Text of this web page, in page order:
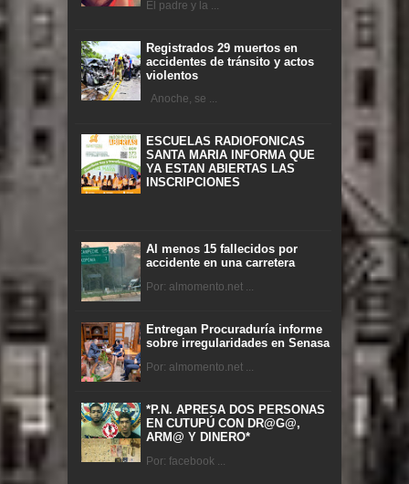
El padre y la ...
Registrados 29 muertos en
accidentes de tránsito y actos
violentos
Anoche, se ...
ESCUELAS RADIOFONICAS
SANTA MARIA INFORMA QUE
YA ESTAN ABIERTAS LAS
INSCRIPCIONES
Al menos 15 fallecidos por
accidente en una carretera
Por: almomento.net ...
Entregan Procuraduría informe
sobre irregularidades en Senasa
Por: almomento.net ...
*P.N. APRESA DOS PERSONAS
EN CUTUPÚ CON DR@G@,
ARM@ Y DINERO*
Por: facebook ...